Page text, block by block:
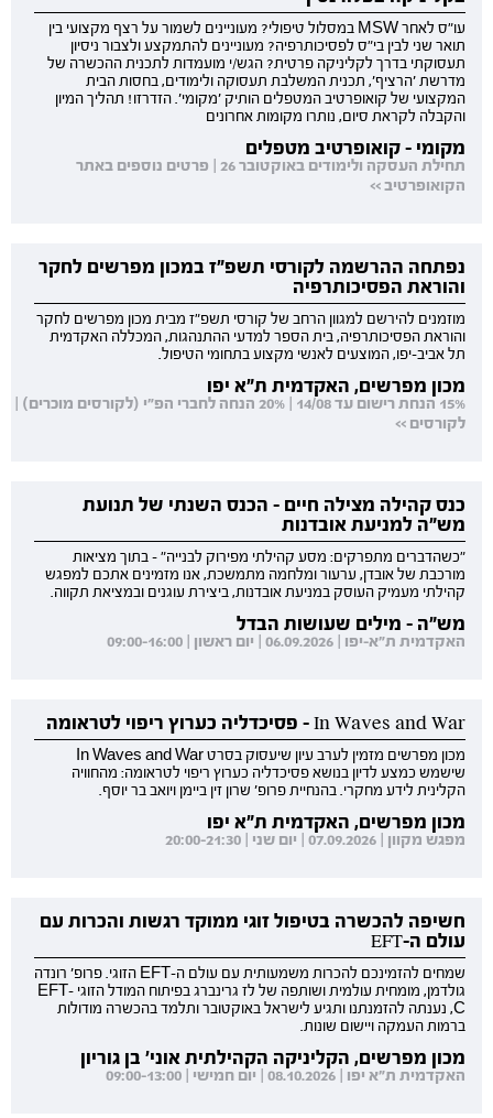
עו"ס לאחר MSW במסלול טיפולי? מעוניינים לשמור על רצף מקצועי בין
תואר שני לבין בי"ס לפסיכותרפיה? מעוניינים להתמקצע ולצבור ניסיון
תעסוקתי בדרך לקליניקה פרטית? הגש/י מועמדות לתכנית ההכשרה של
מדרשת 'הרציף', תכנית המשלבת תעסוקה ולימודים, בחסות הבית
המקצועי של קואופרטיב המטפלים הותיק 'מקומי'. הזדרזו! תהליך המיון
והקבלה לקראת סיום, נותרו מקומות אחרונים
מקומי - קואופרטיב מטפלים
תחילת העסקה ולימודים באוקטובר 26 | פרטים נוספים באתר
הקואופרטיב >>
נפתחה ההרשמה לקורסי תשפ"ז במכון מפרשים לחקר
והוראת הפסיכותרפיה
מוזמנים להירשם למגוון הרחב של קורסי תשפ"ז מבית מכון מפרשים לחקר
והוראת הפסיכותרפיה, בית הספר למדעי ההתנהגות, המכללה האקדמית
תל אביב-יפו, המוצעים לאנשי מקצוע בתחומי הטיפול.
מכון מפרשים, האקדמית ת"א יפו
15% הנחת רישום עד 14/08 | 20% הנחה לחברי הפ"י (לקורסים מוכרים) |
לקורסים >>
כנס קהילה מצילה חיים - הכנס השנתי של תנועת
מש"ה למניעת אובדנות
"כשהדברים מתפרקים: מסע קהילתי מפירוק לבנייה" - בתוך מציאות
מורכבת של אובדן, ערעור ומלחמה מתמשכת, אנו מזמינים אתכם למפגש
קהילתי מעמיק העוסק במניעת אובדנות, ביצירת עוגנים ובמציאת תקווה.
מש"ה - מילים שעושות הבדל
האקדמית ת"א-יפו | 06.09.2026 | יום ראשון | 09:00-16:00
In Waves and War - פסיכדליה כערוץ ריפוי לטראומה
מכון מפרשים מזמין לערב עיון שיעסוק בסרט In Waves and War
שישמש כמצע לדיון בנושא פסיכדליה כערוץ ריפוי לטראומה: מהחוויה
הקלינית לידע מחקרי. בהנחיית פרופ' שרון זין ביימן ויואב בר יוסף.
מכון מפרשים, האקדמית ת"א יפו
מפגש מקוון | 07.09.2026 | יום שני | 20:00-21:30
חשיפה להכשרה בטיפול זוגי ממוקד רגשות והכרות עם
עולם ה-EFT
שמחים להזמינכם להכרות משמעותית עם עולם ה-EFT הזוגי. פרופ' רונדה
גולדמן, מומחית עולמית ושותפה של לז גרינברג בפיתוח המודל הזוגי EFT-
C, נענתה להזמנתנו ותגיע לישראל באוקטובר ותלמד בהכשרה מודולות
ברמות העמקה ויישום שונות.
מכון מפרשים, הקליניקה הקהילתית אוני' בן גוריון
האקדמית ת"א יפו | 08.10.2026 | יום חמישי | 09:00-13:00